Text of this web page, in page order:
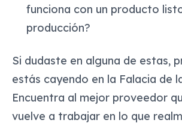
funciona con un producto
producción?
Si dudaste en alguna de estas,
estás cayendo en la Falacia de
Encuentra al mejor proveedor
vuelve a trabajar en lo que